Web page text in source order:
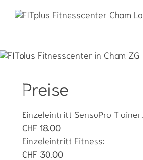
Inhalt
Preise
Einzeleintritt SensoPro Trainer:
CHF 18.00
Einzeleintritt Fitness:
CHF 30.00